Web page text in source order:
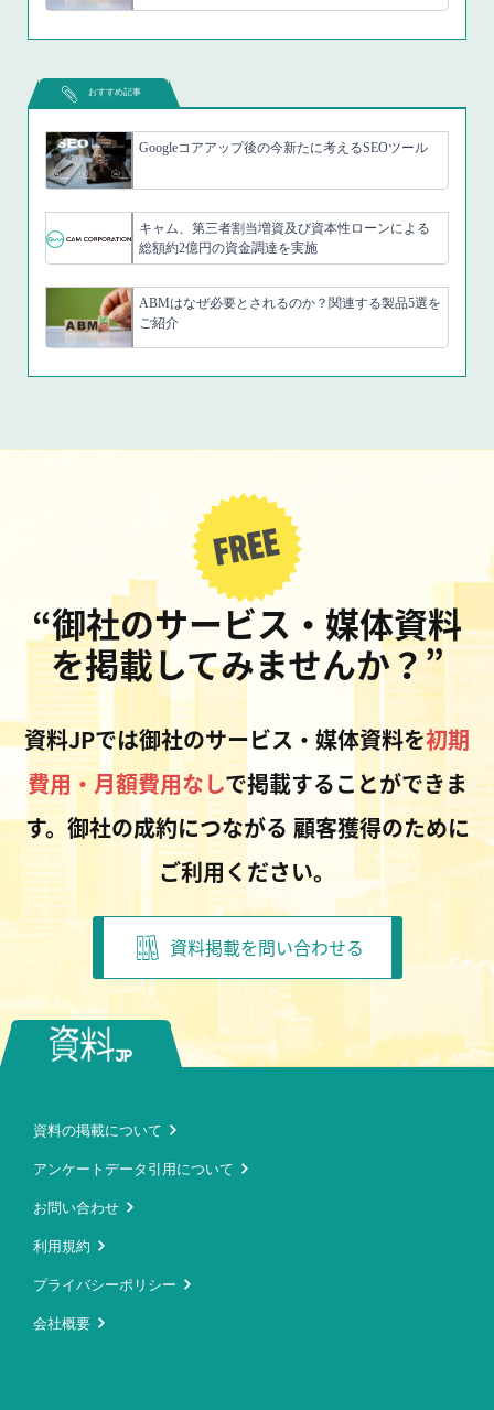
おすすめ記事
Googleコアアップ後の今新たに考えるSEOツール
キャム、第三者割当増資及び資本性ローンによる
総額約2億円の資金調達を実施
ABMはなぜ必要とされるのか？関連する製品5選を
ご紹介
“御社のサービス・媒体資料
を掲載してみませんか？”
資料JPでは御社のサービス・媒体資料を初期
費用・月額費用なしで掲載することができま
す。御社の成約につながる 顧客獲得のために
ご利用ください。
資料掲載を問い合わせる
資料の掲載について
アンケートデータ引用について
お問い合わせ
利用規約
プライバシーポリシー
会社概要